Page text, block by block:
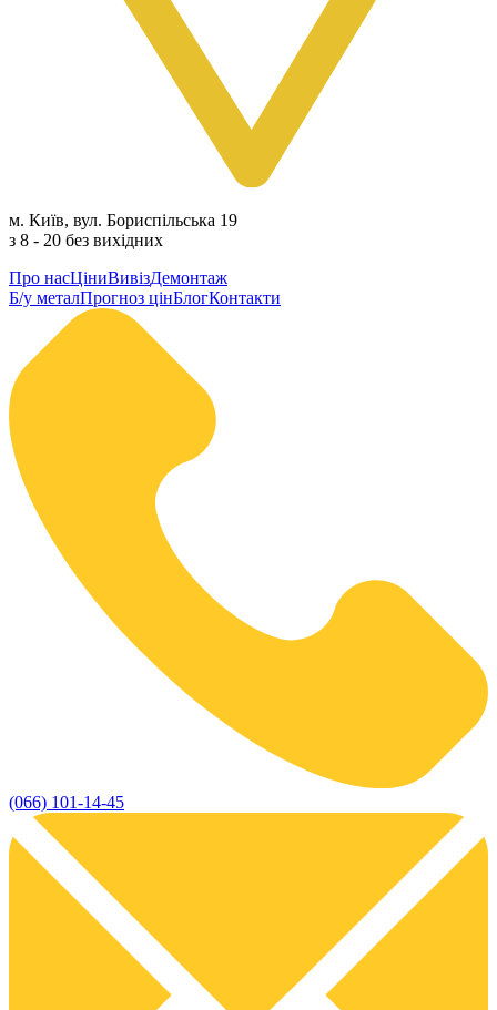
м. Київ, вул. Бориспільська 19
з 8 - 20 без вихідних
Про насЦіниВивізДемонтаж
Б/у металПрогноз цінБлогКонтакти
(066) 101-14-45